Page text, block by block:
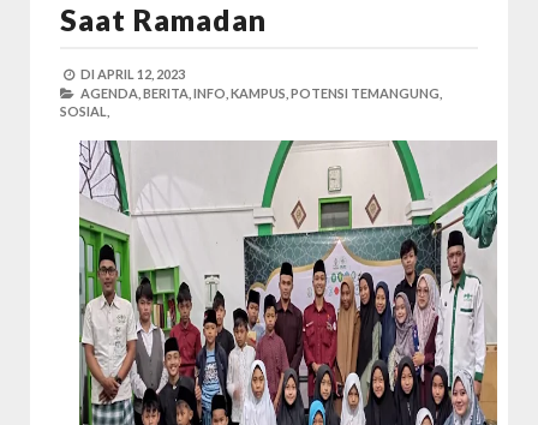
Saat Ramadan
DI APRIL 12, 2023
AGENDA, BERITA, INFO, KAMPUS, POTENSI TEMANGUNG,
SOSIAL,